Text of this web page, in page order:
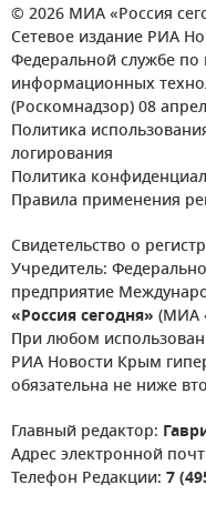
© 2026 МИА «Россия
Сетевое издание РИА
Федеральной службе по
информационных
(Роскомнадзор) 08
Политика
логирования
Политика
Правила применения
Свидетельство о
Учредитель:
предприятие
«Россия сегодня» (МИА
При любом
РИА Новости Крым
обязательна не ниже
Главный редактор:
Адрес электронной
Телефон Редакции: 7